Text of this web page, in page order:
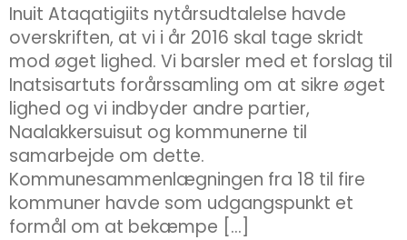
Inuit Ataqatigiits nytårsudtalelse havde
overskriften, at vi i år 2016 skal tage skridt
mod øget lighed. Vi barsler med et forslag til
Inatsisartuts forårssamling om at sikre øget
lighed og vi indbyder andre partier,
Naalakkersuisut og kommunerne til
samarbejde om dette.
Kommunesammenlægningen fra 18 til fire
kommuner havde som udgangspunkt et
formål om at bekæmpe […]